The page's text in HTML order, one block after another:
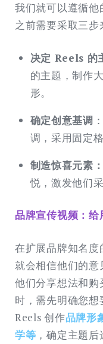
我们就可以遵循
之前需要采取三步
决定 Reels 的
的主题，制作
形。
确定创意基调
调，采用固定
制造惊喜元素
悦，激发他们
品牌宣传视频：
在扩展品牌知名
就会相信他们的
他们分享想法和
时，需先明确您
Reels 创作品牌形
学等 ，确定主題后